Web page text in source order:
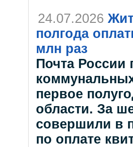
24.07.2026
полгода
млн раз
Почта России
первое
области. За
совершили в
по оплате